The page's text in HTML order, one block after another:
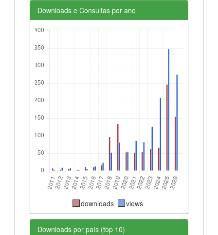
Downloads e Consultas por ano
downloads views
Downloads por país (top 10)